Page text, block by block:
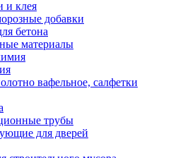
и клея
добавки
бетона
материалы
вафельное, салфетки
трубы
для дверей